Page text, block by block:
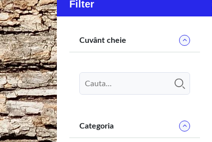
Filter
Cuvânt cheie
Categoria